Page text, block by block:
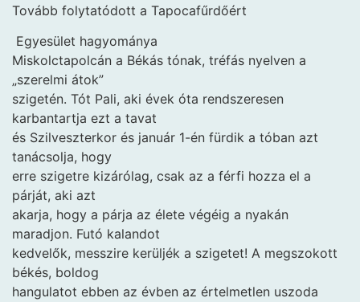
Tovább folytatódott a Tapocafűrdőért
Egyesület hagyománya
Miskolctapolcán a Békás tónak, tréfás nyelven a
„szerelmi átok”
szigetén. Tót Pali, aki évek óta rendszeresen
karbantartja ezt a tavat
és Szilveszterkor és január 1-én fürdik a tóban azt
tanácsolja, hogy
erre szigetre kizárólag, csak az a férfi hozza el a
párját, aki azt
akarja, hogy a párja az élete végéig a nyakán
maradjon. Futó kalandot
kedvelők, messzire kerüljék a szigetet! A megszokott
békés, boldog
hangulatot ebben az évben az értelmetlen uszoda